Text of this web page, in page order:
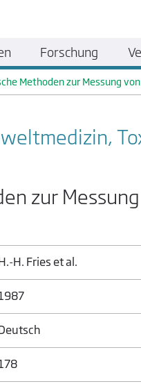
Methoden zur Messung
zur
H. Fries et al.
Forschung